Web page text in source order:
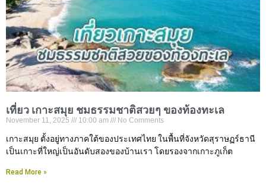
เที่ยว เกาะสมุย ชมธรรมชาติสวยๆ ของท้องทะเล
November 11, 2025 10:00 am No Comments
เกาะสมุย ตั้งอยู่ทางภาคใต้ของประเทศไทย ในพื้นที่จังหวัดสุราษฏร์ธานี
เป็นเกาะที่ใหญ่เป็นอันดับสองของบ้านเรา โดยรองจากเกาะภูเก็ต
Read More »